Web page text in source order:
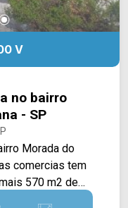
e agende a sua
(19) 3475-
V
no bairro
- SP
Morada do
570 m2 de